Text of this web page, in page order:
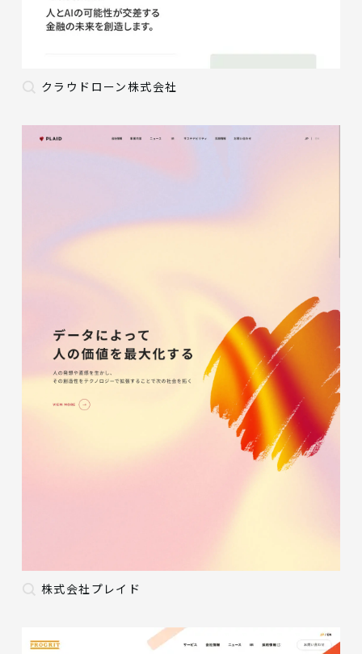
クラウドローン株式会社
株式会社プレイド